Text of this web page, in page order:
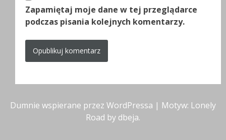
Zapamiętaj moje dane w tej przeglądarce
podczas pisania kolejnych komentarzy.
Dumnie wspierane przez WordPressa | Motyw: Lonely
Road by dbeja.